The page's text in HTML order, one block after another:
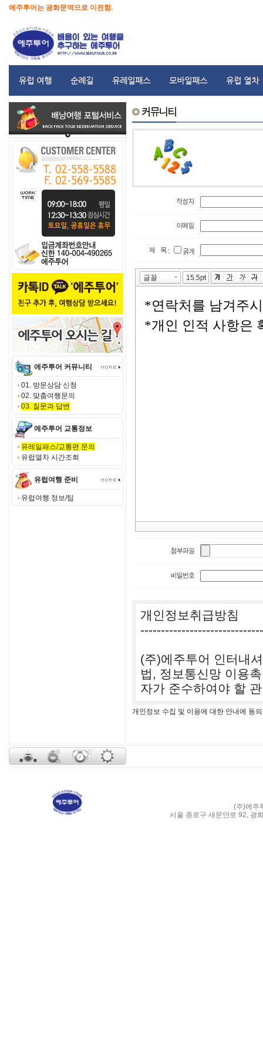
에주투어는 광화문역으로 이전함.
유럽 여행 순례길 유레일패스 모바일패스 유럽 열차
에주투어 커뮤니티
01. 방문상담 신청
02. 맞춤여행문의
03. 질문과 답변
에주투어 교통정보
유레일패스/교통편 문의
유럽열차 시간조회
유럽여행 준비
유럽여행 정보/팁
:
개인정보 수집 및 이용에 대한 안내에 동
(주)에주
서울 종로구 새문안로 92, 광